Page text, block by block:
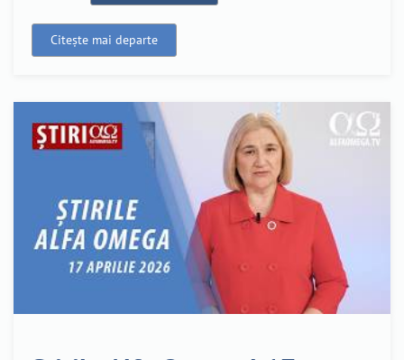
Citește mai departe